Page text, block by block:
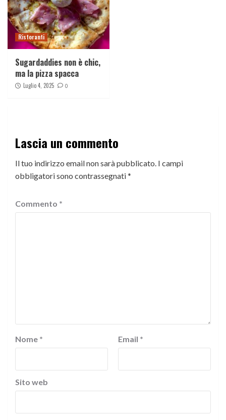
Ristoranti
Sugardaddies non è chic,
ma la pizza spacca
Luglio 4, 2025 0
Lascia un commento
Il tuo indirizzo email non sarà pubblicato. I campi
obbligatori sono contrassegnati*
Commento *
Nome * Email *
Sito web